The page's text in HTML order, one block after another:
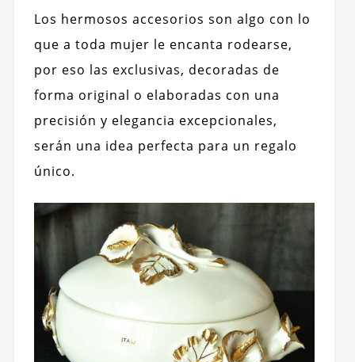
Los hermosos accesorios son algo con lo
que a toda mujer le encanta rodearse,
por eso las exclusivas, decoradas de
forma original o elaboradas con una
precisión y elegancia excepcionales,
serán una idea perfecta para un regalo
único.